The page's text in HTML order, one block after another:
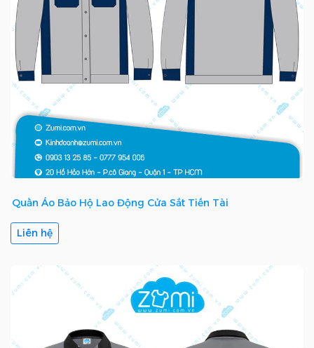
Quần Áo Bảo Hộ Lao Động Cửa Sắt Tiến Tài
Liên hệ